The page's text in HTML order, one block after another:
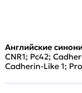
Английские
CNR1; Pc42;
Cadherin-Like 1;